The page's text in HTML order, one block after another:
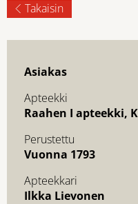
Takaisin
Asiakas
Apteekki
Raahen I apteekki,
Perustettu
Vuonna 1793
Apteekkari
Ilkka Lievonen